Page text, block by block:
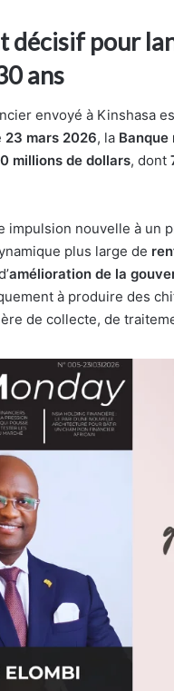
décisif pour
ans
envoyé à Kinshasa
23 mars 2026, la Banque
millions de dollars, dont
impulsion nouvelle à un
plus large de
amélioration de la
à produire des
de collecte, de